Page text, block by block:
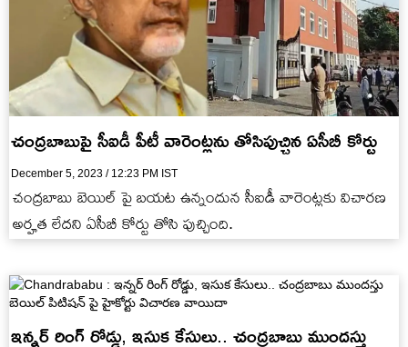
చంద్రబాబుపై సీఐడీ పీటీ వారెంట్లను తోసిపుచ్చిన ఏసీబీ కోర్టు
December 5, 2023 / 12:23 PM IST
చంద్రబాబు బెయిల్ పై బయట ఉన్నందున సీఐడీ వారెంట్లకు విచారణ
అర్హత లేదని ఏసీబీ కోర్టు తోసి పుచ్చింది.
ఇన్నర్ రింగ్ రోడ్డు, ఇసుక కేసులు.. చంద్రబాబు ముందస్తు